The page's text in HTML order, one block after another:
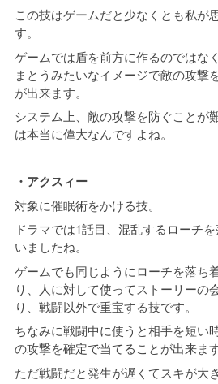
この技はゲームだと少なくとも私が
す。
ゲームでは盾を前方に作るのではな
まとうみたいなイメージで敵の攻撃
が出来ます。
システム上、敵の攻撃を防ぐことが
は本当に偉大なんですよね。
・アクスィー
対象に催眠術をかける技。
ドラマでは1話目、混乱するローチ
いましたね。
ゲームでも同じようにローチを落ち
り、人に対して使ってストーリーの
り、戦闘以外で重宝する技です。
ちなみに戦闘中に使うと相手を短い
の攻撃を確定で当てることが出来ます
ただ戦闘だと発生が遅くてスキが大